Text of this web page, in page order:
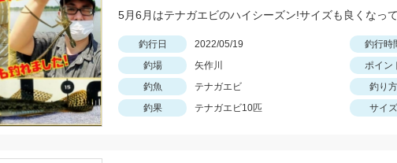
釣行日 2022/05/19 釣行時
釣場
矢作川
ポイン
釣魚
テナガエビ 釣り方
釣果
テナガエビ10匹 サイズ